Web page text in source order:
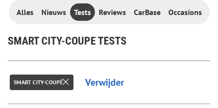
Alles Nieuws Tests Reviews CarBase Occasions
SMART CITY-COUPE TESTS
SMART CITY-COUPÉ Verwijder